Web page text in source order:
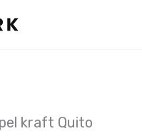
kraft Quito